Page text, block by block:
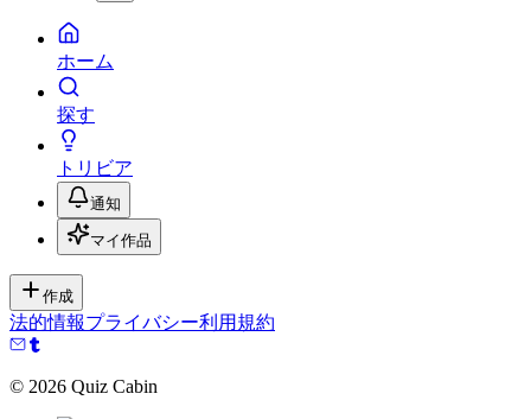
ホーム
探す
トリビア
通知
マイ作品
作成
法的情報プライバシー利用規約
© 2026 Quiz Cabin